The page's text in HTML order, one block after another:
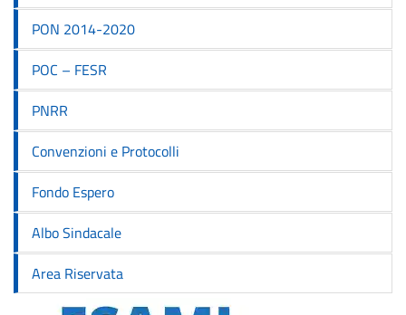
PON 2014-2020
POC – FESR
PNRR
Convenzioni e Protocolli
Fondo Espero
Albo Sindacale
Area Riservata